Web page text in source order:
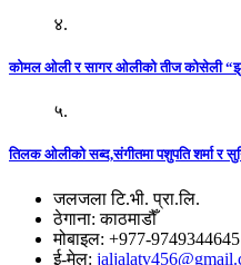
४.
कोमल ओली र सागर ओलीको तीज कोसेली
५.
तिलक ओलीको सब्द,संगीतमा पशुपति शर्मा र
जलजला टि.भी. प्रा.लि.
ठेगाना: काठमाडौँ
मोबाइल: +977-9749344645
ई-मेल: